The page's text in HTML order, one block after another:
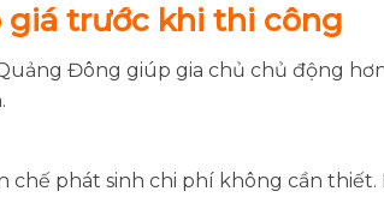
giá trước khi thi công
Đông giúp gia chủ chủ động
phát sinh chi phí không cần